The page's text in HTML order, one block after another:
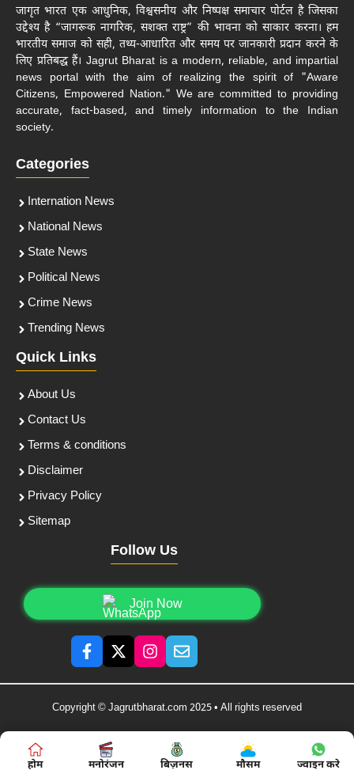
जागृत भारत एक आधुनिक, विश्वसनीय और निष्पक्ष समाचार पोर्टल है जिसका
उद्देश्य है “जागरूक नागरिक, सशक्त राष्ट्र” की भावना को साकार करना। हम
भारतीय समाज को सही, तथ्य-आधारित और समय पर जानकारी प्रदान करने के
लिए प्रतिबद्ध हैं। Jagrut Bharat is a modern, reliable, and impartial
news portal with the aim of realizing the spirit of "Aware
Citizens, Empowered Nation." We are committed to providing
accurate, fact-based, and timely information to the Indian
society.
Categories
Internation News
National News
State News
Political News
Crime News
Trending News
Quick Links
About Us
Contact Us
Terms & conditions
Disclaimer
Privacy Policy
Sitemap
Follow Us
Join Now
Copyright © Jagrutbharat.com 2025 • All rights reserved
होम मनोरंजन बिज़नस मौसम ज्वाइन करे